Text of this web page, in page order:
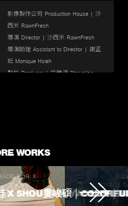
影像製作公司 Production House | 沙
西米 RawnFresh
導演 Director | 沙西米 RawnFresh
導演助理 Assistant to Director | 謝孟
妘 Monique Hsieh
製片 Producer | 許雅淳 Sheyalips
跟焦師 Focus Puller | 林晧煒 Lin Hao
wei
攝影二助 Assistant Camera | 張崇文
Chang Chung Wen
燈光師 Gaffer | 曾鈺展 Daviso
WORKS
Ｘ
SHOU
X SHOU婁峻碩｜
VOYAGE
VOYAGE TV｜